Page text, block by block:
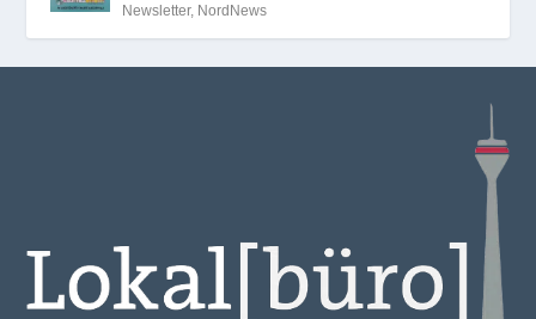
Newsletter, NordNews